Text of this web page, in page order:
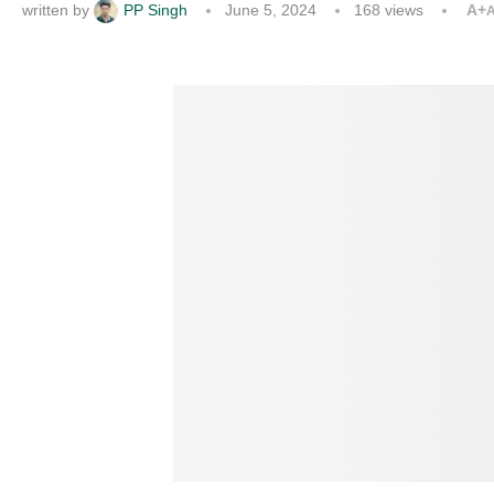
written by PP Singh June 5, 2024 168 views A+